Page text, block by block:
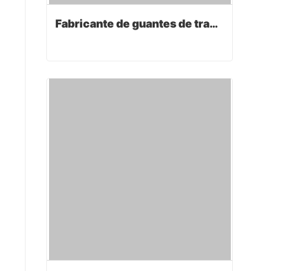
Fabricante de guantes de trabajo
Fabricante de guantes de trabajo